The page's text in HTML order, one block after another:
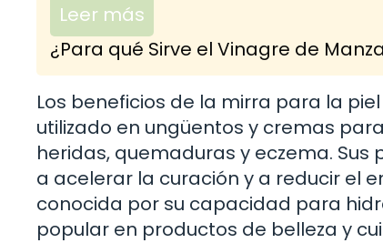
Leer más
¿Para qué Sirve el Vinagre de
Los beneficios de la mirra para la
utilizado en ungüentos y cremas
heridas, quemaduras y eczema.
a acelerar la curación y a reducir el
conocida por su capacidad para
popular en productos de belleza y